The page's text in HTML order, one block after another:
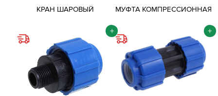
КРАН ШАРОВЫЙ
МУФТА КОМПРЕССИОННАЯ
+ +